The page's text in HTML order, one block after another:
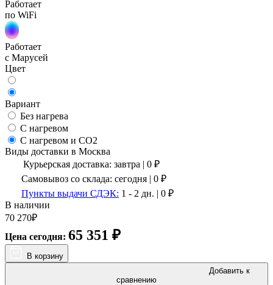
Работает
по WiFi
Работает
с Марусей
Цвет
Вариант
Без нагрева
С нагревом
С нагревом и CO2
Виды доставки в Москва
Курьерская доставка: завтра | 0 ₽
Самовывоз со склада: сегодня | 0 ₽
Пункты выдачи СДЭК: 1 - 2 дн. | 0 ₽
В наличии
70 270₽
Цена сегодня: 65 351 ₽
В корзину
Добавить к
сравнению